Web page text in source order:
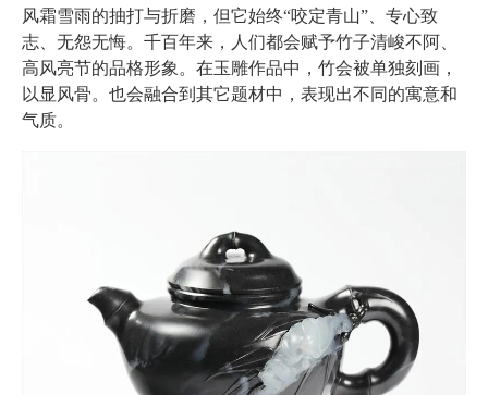
风霜雪雨的抽打与折磨，但它始终“咬定青山”、专心致
志、无怨无悔。千百年来，人们都会赋予竹子清峻不阿、
高风亮节的品格形象。在玉雕作品中，竹会被单独刻画，
以显风骨。也会融合到其它题材中，表现出不同的寓意和
气质。